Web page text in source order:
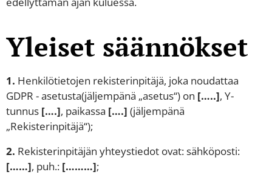
Yleiset säännökset
1. Henkilötietojen rekisterinpitäjä, joka noudattaa
GDPR - asetusta(jäljempänä „asetus“) on […..], Y-
tunnus [….], paikassa [….] (jäljempänä
„Rekisterinpitäjä“);
2. Rekisterinpitäjän yhteystiedot ovat: sähköposti:
[……], puh.: [………];